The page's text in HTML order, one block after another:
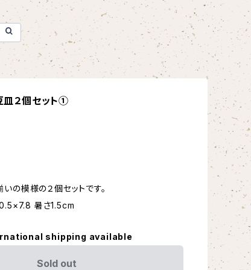
皿２個セット①
の模様の２個セットです。
暑さ1.5cm
shipping available
Sold out